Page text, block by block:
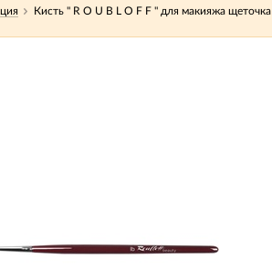
Кисть " R O U B L O F F " для макияжа